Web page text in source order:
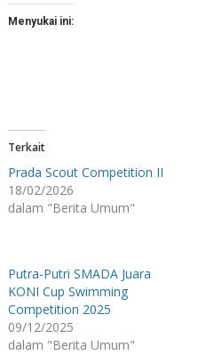
Menyukai ini:
Terkait
Prada Scout Competition II
18/02/2026
dalam "Berita Umum"
Putra-Putri SMADA Juara
KONI Cup Swimming
Competition 2025
09/12/2025
dalam "Berita Umum"